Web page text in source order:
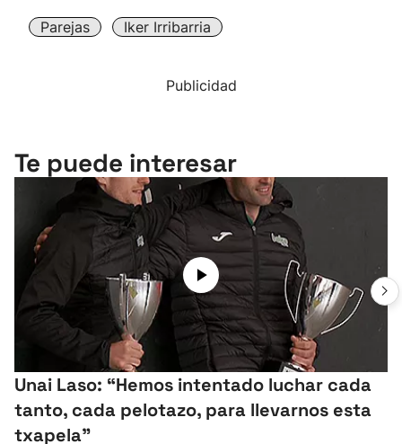
Parejas Iker Irribarria
Publicidad
Te puede interesar
Unai Laso: “Hemos intentado luchar cada
tanto, cada pelotazo, para llevarnos esta
txapela”